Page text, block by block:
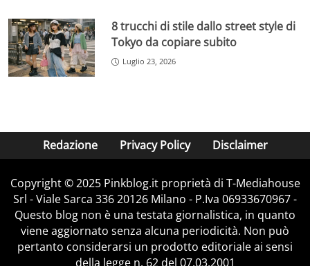
8 trucchi di stile dallo street style di
Tokyo da copiare subito
Luglio 23, 2026
Redazione Privacy Policy Disclaimer
Copyright © 2025 Pinkblog.it proprietà di T-Mediahouse
Srl - Viale Sarca 336 20126 Milano - P.Iva 06933670967 -
Questo blog non è una testata giornalistica, in quanto
viene aggiornato senza alcuna periodicità. Non può
pertanto considerarsi un prodotto editoriale ai sensi
della legge n. 62 del 07.03.2001